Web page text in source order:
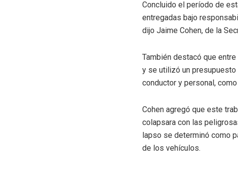
Concluido el período de
entregadas bajo
dijo Jaime Cohen, de la
También destacó que
y se utilizó un
conductor y personal,
Cohen agregó que este
colapsara con las
lapso se determinó como
de los vehículos.